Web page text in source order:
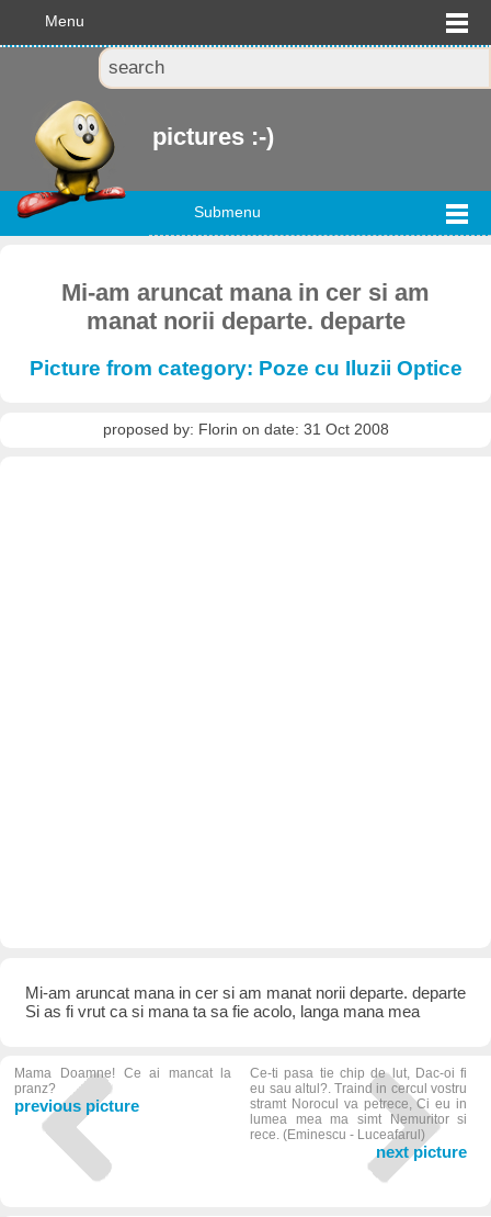
Menu
pictures :-)
Submenu
Mi-am aruncat mana in cer si am
manat norii departe. departe
Picture from category: Poze cu Iluzii Optice
proposed by: Florin on date: 31 Oct 2008
Mi-am aruncat mana in cer si am manat norii departe. departe
Si as fi vrut ca si mana ta sa fie acolo, langa mana mea
Mama Doamne! Ce ai mancat la
pranz?
previous picture
Ce-ti pasa tie chip de lut, Dac-oi fi
eu sau altul?. Traind in cercul vostru
stramt Norocul va petrece, Ci eu in
lumea mea ma simt Nemuritor si
rece. (Eminescu - Luceafarul)
next picture